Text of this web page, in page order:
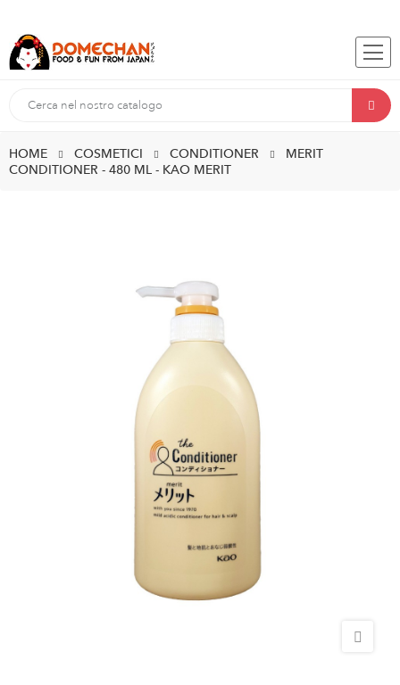
HOME COSMETICI CONDITIONER
MERIT
CONDITIONER - 480 ML - KAO MERIT